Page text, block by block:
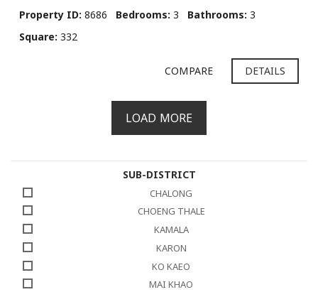
Property ID: 8686 Bedrooms: 3 Bathrooms: 3
Square: 332
COMPARE DETAILS
LOAD MORE
SUB-DISTRICT
CHALONG
CHOENG THALE
KAMALA
KARON
KO KAEO
MAI KHAO